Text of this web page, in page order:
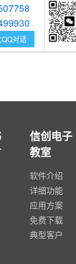
QQ对话
信创电子
教室
软件介绍
详细功能
应用方案
免费下载
典型客户